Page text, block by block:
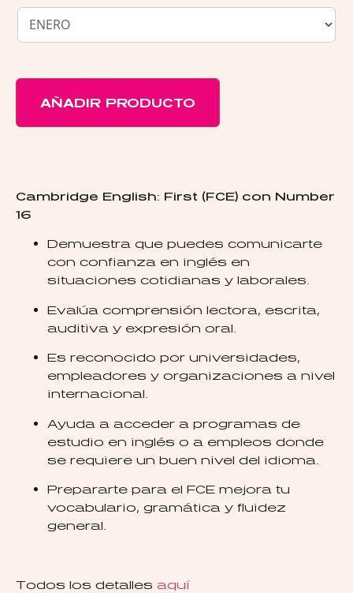
AÑADIR PRODUCTO
Cambridge English: First (FCE) con Number
16
Demuestra que puedes comunicarte
con confianza en inglés en
situaciones cotidianas y laborales.
Evalúa comprensión lectora, escrita,
auditiva y expresión oral.
Es reconocido por universidades,
empleadores y organizaciones a nivel
internacional.
Ayuda a acceder a programas de
estudio en inglés o a empleos donde
se requiere un buen nivel del idioma.
Prepararte para el FCE mejora tu
vocabulario, gramática y fluidez
general.
Todos los detalles aquí